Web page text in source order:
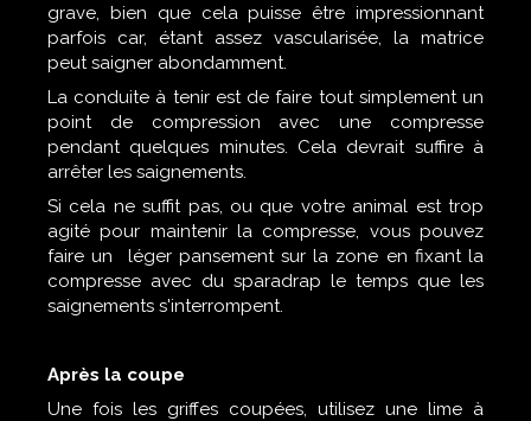
grave, bien que cela puisse être impressionnant
parfois car, étant assez vascularisée, la matrice
peut saigner abondamment.
La conduite à tenir est de faire tout simplement un
point de compression avec une compresse
pendant quelques minutes. Cela devrait suffire à
arrêter les saignements.
Si cela ne suffit pas, ou que votre animal est trop
agité pour maintenir la compresse, vous pouvez
faire un léger pansement sur la zone en fixant la
compresse avec du sparadrap le temps que les
saignements s'interrompent.
Après la coupe
Une fois les griffes coupées, utilisez une lime à